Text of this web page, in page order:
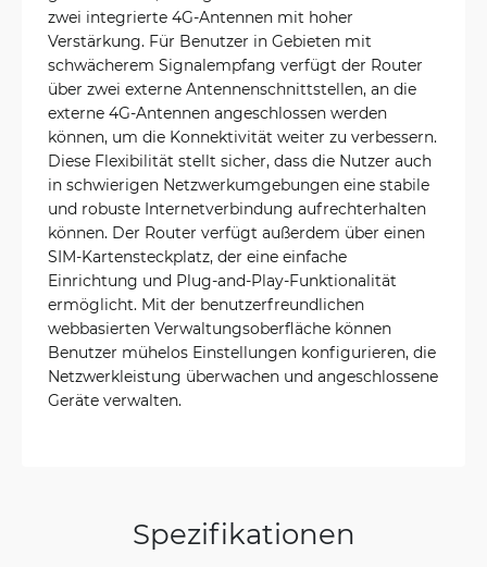
zwei integrierte 4G-Antennen mit hoher
Verstärkung. Für Benutzer in Gebieten mit
schwächerem Signalempfang verfügt der Router
über zwei externe Antennenschnittstellen, an die
externe 4G-Antennen angeschlossen werden
können, um die Konnektivität weiter zu verbessern.
Diese Flexibilität stellt sicher, dass die Nutzer auch
in schwierigen Netzwerkumgebungen eine stabile
und robuste Internetverbindung aufrechterhalten
können. Der Router verfügt außerdem über einen
SIM-Kartensteckplatz, der eine einfache
Einrichtung und Plug-and-Play-Funktionalität
ermöglicht. Mit der benutzerfreundlichen
webbasierten Verwaltungsoberfläche können
Benutzer mühelos Einstellungen konfigurieren, die
Netzwerkleistung überwachen und angeschlossene
Geräte verwalten.
Spezifikationen